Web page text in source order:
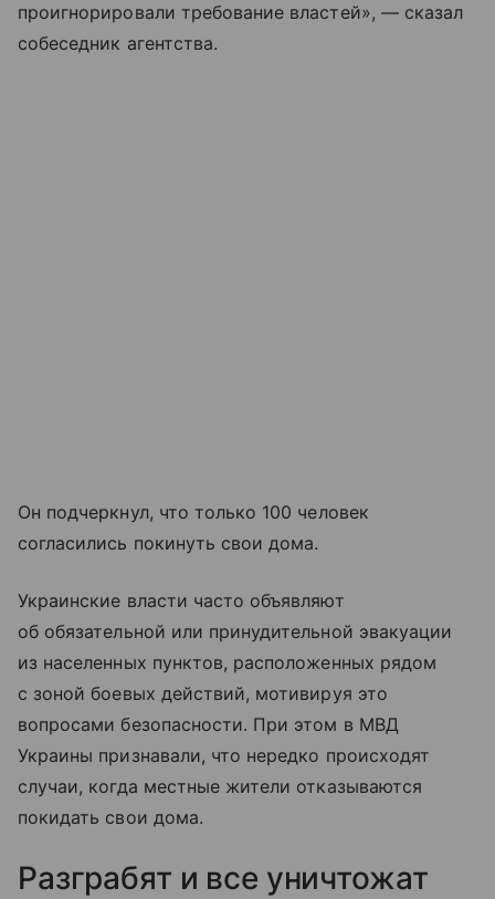
проигнорировали требование властей», — сказал
собеседник агентства.
Он подчеркнул, что только 100 человек
согласились покинуть свои дома.
Украинские власти часто объявляют
об обязательной или принудительной эвакуации
из населенных пунктов, расположенных рядом
с зоной боевых действий, мотивируя это
вопросами безопасности. При этом в МВД
Украины признавали, что нередко происходят
случаи, когда местные жители отказываются
покидать свои дома.
Разграбят и все уничтожат